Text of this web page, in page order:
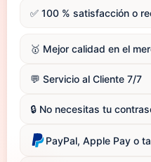
✅ 100 % satisfacción o
🥇 Mejor calidad en el
💬 Servicio al Cliente 7/7
🔒 No necesitas tu
PayPal, Apple Pay o